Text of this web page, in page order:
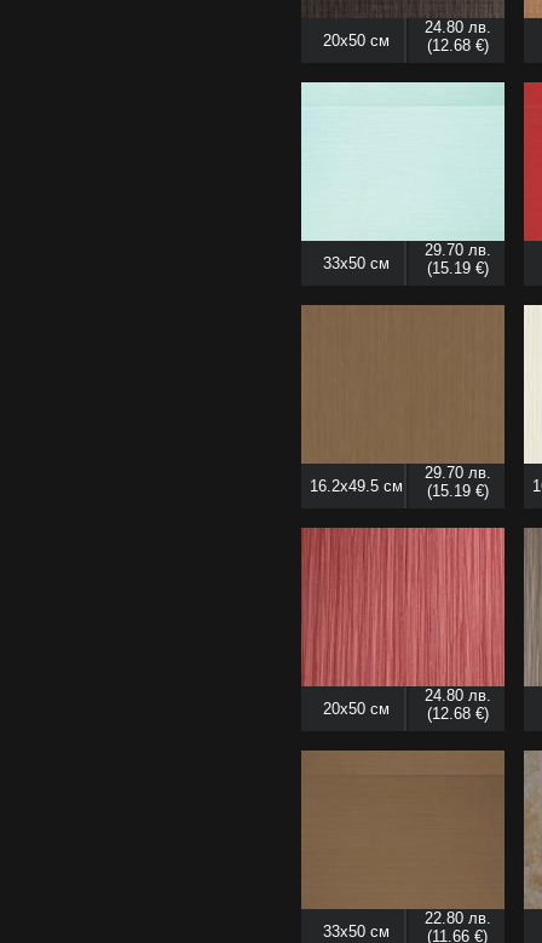
20x50 см
24.80 лв.
(12.68 €)
33x50 см
29.70 лв.
(15.19 €)
16.2x49.5 см
29.70 лв.
(15.19 €)
20x50 см
24.80 лв.
(12.68 €)
33x50 см
22.80 лв.
(11.66 €)